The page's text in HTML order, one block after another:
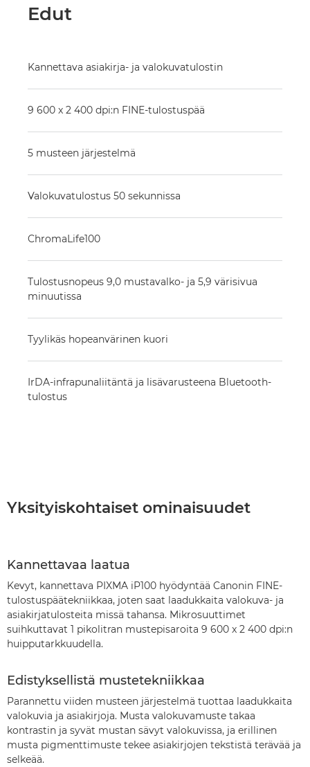
Edut
Kannettava asiakirja- ja valokuvatulostin
9 600 x 2 400 dpi:n FINE-tulostuspää
5 musteen järjestelmä
Valokuvatulostus 50 sekunnissa
ChromaLife100
Tulostusnopeus 9,0 mustavalko- ja 5,9 värisivua
minuutissa
Tyylikäs hopeanvärinen kuori
IrDA-infrapunaliitäntä ja lisävarusteena Bluetooth-
tulostus
Yksityiskohtaiset ominaisuudet
Kannettavaa laatua
Kevyt, kannettava PIXMA iP100 hyödyntää Canonin FINE-
tulostuspäätekniikkaa, joten saat laadukkaita valokuva- ja
asiakirjatulosteita missä tahansa. Mikrosuuttimet
suihkuttavat 1 pikolitran mustepisaroita 9 600 x 2 400 dpi:n
huipputarkkuudella.
Edistyksellistä mustetekniikkaa
Parannettu viiden musteen järjestelmä tuottaa laadukkaita
valokuvia ja asiakirjoja. Musta valokuvamuste takaa
kontrastin ja syvät mustan sävyt valokuvissa, ja erillinen
musta pigmenttimuste tekee asiakirjojen tekstistä terävää ja
selkeää.